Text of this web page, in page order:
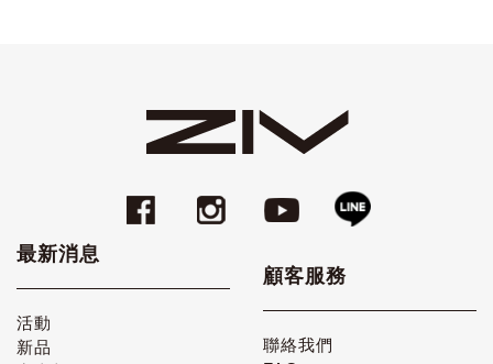
最新消息
活動
新品
顧客服務
聯絡我們